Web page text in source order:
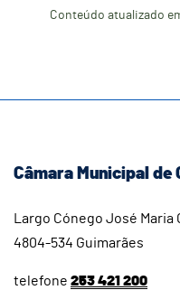
Conteúdo atualizado
Câmara Municipal de
Largo Cónego José Maria
4804-534 Guimarães
telefone 253 421 200